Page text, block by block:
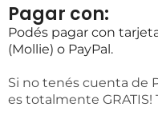
Pagar con:
Podés pagar con
(Mollie) o PayPal.
Si no tenés cuenta de
es totalmente GRATIS!